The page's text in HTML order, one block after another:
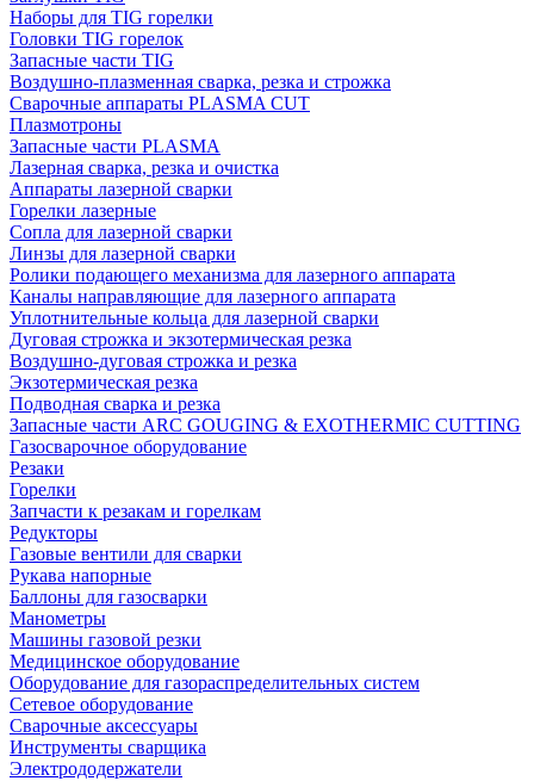
Наборы для TIG горелки
Головки TIG горелок
Запасные части TIG
Воздушно-плазменная сварка, резка и строжка
Сварочные аппараты PLASMA CUT
Плазмотроны
Запасные части PLASMA
Лазерная сварка, резка и очистка
Аппараты лазерной сварки
Горелки лазерные
Сопла для лазерной сварки
Линзы для лазерной сварки
Ролики подающего механизма для лазерного аппарата
Каналы направляющие для лазерного аппарата
Уплотнительные кольца для лазерной сварки
Дуговая строжка и экзотермическая резка
Воздушно-дуговая строжка и резка
Экзотермическая резка
Подводная сварка и резка
Запасные части ARC GOUGING & EXOTHERMIC CUTTING
Газосварочное оборудование
Резаки
Горелки
Запчасти к резакам и горелкам
Редукторы
Газовые вентили для сварки
Рукава напорные
Баллоны для газосварки
Манометры
Машины газовой резки
Медицинское оборудование
Оборудование для газораспределительных систем
Сетевое оборудование
Сварочные аксессуары
Инструменты сварщика
Электрододержатели